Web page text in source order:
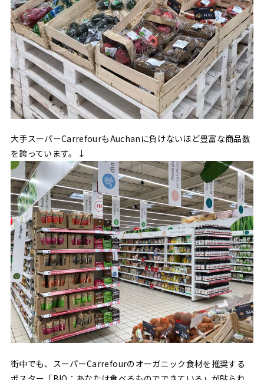
大手スーパーCarrefourもAuchanに負けないほど豊富な商品数
を誇っています。↓
街中でも、スーパーCarrefourのオーガニック食材を推奨する